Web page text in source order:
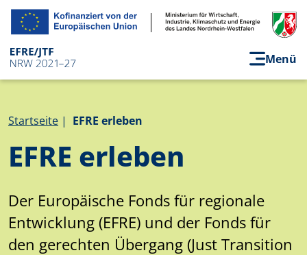
Direkt zum Inhalt
Menü
Pfadnavigation
Startseite EFRE erleben
EFRE erleben
Der Europäische Fonds für regionale
Entwicklung (EFRE) und der Fonds für
den gerechten Übergang (Just Transition